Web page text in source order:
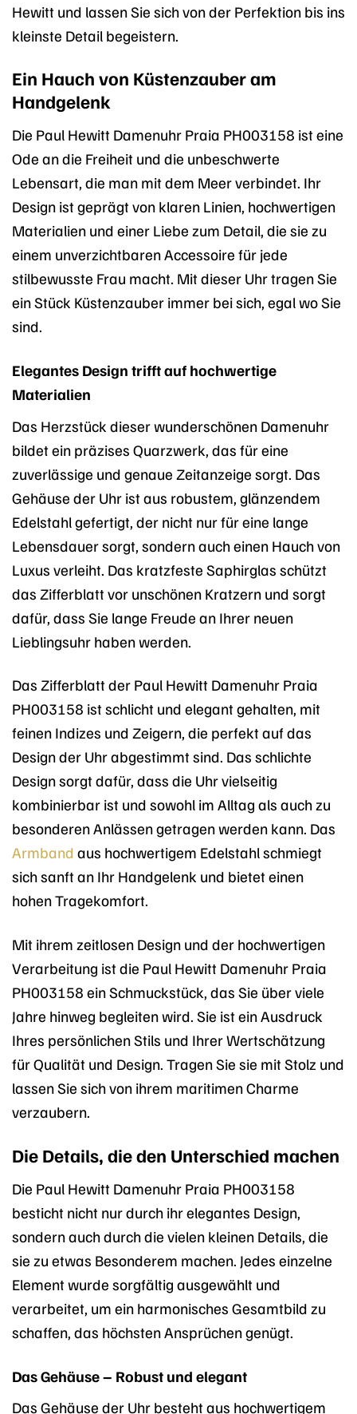
Hewitt und lassen Sie sich von der Perfektion bis ins
kleinste Detail begeistern.
Ein Hauch von Küstenzauber am
Handgelenk
Die Paul Hewitt Damenuhr Praia PH003158 ist eine
Ode an die Freiheit und die unbeschwerte
Lebensart, die man mit dem Meer verbindet. Ihr
Design ist geprägt von klaren Linien, hochwertigen
Materialien und einer Liebe zum Detail, die sie zu
einem unverzichtbaren Accessoire für jede
stilbewusste Frau macht. Mit dieser Uhr tragen Sie
ein Stück Küstenzauber immer bei sich, egal wo Sie
sind.
Elegantes Design trifft auf hochwertige
Materialien
Das Herzstück dieser wunderschönen Damenuhr
bildet ein präzises Quarzwerk, das für eine
zuverlässige und genaue Zeitanzeige sorgt. Das
Gehäuse der Uhr ist aus robustem, glänzendem
Edelstahl gefertigt, der nicht nur für eine lange
Lebensdauer sorgt, sondern auch einen Hauch von
Luxus verleiht. Das kratzfeste Saphirglas schützt
das Zifferblatt vor unschönen Kratzern und sorgt
dafür, dass Sie lange Freude an Ihrer neuen
Lieblingsuhr haben werden.
Das Zifferblatt der Paul Hewitt Damenuhr Praia
PH003158 ist schlicht und elegant gehalten, mit
feinen Indizes und Zeigern, die perfekt auf das
Design der Uhr abgestimmt sind. Das schlichte
Design sorgt dafür, dass die Uhr vielseitig
kombinierbar ist und sowohl im Alltag als auch zu
besonderen Anlässen getragen werden kann. Das
Armband aus hochwertigem Edelstahl schmiegt
sich sanft an Ihr Handgelenk und bietet einen
hohen Tragekomfort.
Mit ihrem zeitlosen Design und der hochwertigen
Verarbeitung ist die Paul Hewitt Damenuhr Praia
PH003158 ein Schmuckstück, das Sie über viele
Jahre hinweg begleiten wird. Sie ist ein Ausdruck
Ihres persönlichen Stils und Ihrer Wertschätzung
für Qualität und Design. Tragen Sie sie mit Stolz und
lassen Sie sich von ihrem maritimen Charme
verzaubern.
Die Details, die den Unterschied machen
Die Paul Hewitt Damenuhr Praia PH003158
besticht nicht nur durch ihr elegantes Design,
sondern auch durch die vielen kleinen Details, die
sie zu etwas Besonderem machen. Jedes einzelne
Element wurde sorgfältig ausgewählt und
verarbeitet, um ein harmonisches Gesamtbild zu
schaffen, das höchsten Ansprüchen genügt.
Das Gehäuse – Robust und elegant
Das Gehäuse der Uhr besteht aus hochwertigem